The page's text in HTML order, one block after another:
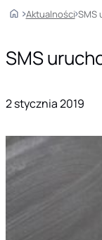
Aktualności SMS
SMS
2 stycznia 2019